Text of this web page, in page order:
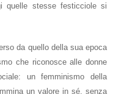
quelle stesse festicciole si
da quello della sua epoca
che riconosce alle donne
un femminismo della
un valore in sé, senza